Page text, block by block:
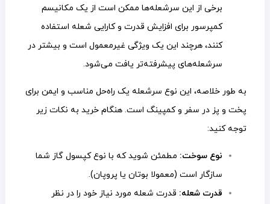
برخی از این سرشعله‌ها ممکن است از یک مکانیسم
کمپرسور برای افزایش قدرت و کارایی شعله استفاده
کنند، هرچند این یک ویژگی غیرمعمول است و بیشتر در
سرشعله‌های پیشرفته‌تر یافت می‌شود.
به طور خلاصه، این نوع سرشعله یک راه‌حل مناسب و ایمن برای
پخت و پز در سفر و کمپینگ است. هنگام خرید به نکات زیر
توجه کنید:
نوع سوخت: مطمئن شوید که با نوع کپسول گاز شما
سازگار است (معمولا بوتان یا پروپان).
قدرت شعله: قدرت شعله مورد نیاز خود را در نظر